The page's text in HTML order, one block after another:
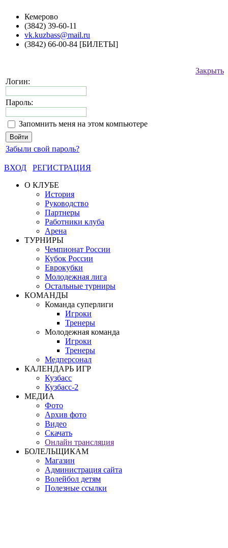
Кемерово
(3842) 39-60-11
vk.kuzbass@mail.ru
(3842) 66-00-84 [БИЛЕТЫ]
Закрыть
Логин:
Пароль:
Запомнить меня на этом компьютере
Забыли свой пароль?
ВХОД
РЕГИСТРАЦИЯ
О КЛУБЕ
История
Руководство
Партнеры
Работники клуба
Арена
ТУРНИРЫ
Чемпионат России
Кубок России
Еврокубки
Молодежная лига
Остальные турниры
КОМАНДЫ
Команда суперлиги
Игроки
Тренеры
Молодежная команда
Игроки
Тренеры
Медперсонал
КАЛЕНДАРЬ ИГР
Кузбасс
Кузбасс-2
МЕДИА
Фото
Архив фото
Видео
Скачать
Онлайн трансляция
БОЛЕЛЬЩИКАМ
Магазин
Администрация сайта
Волейбол детям
Полезные ссылки